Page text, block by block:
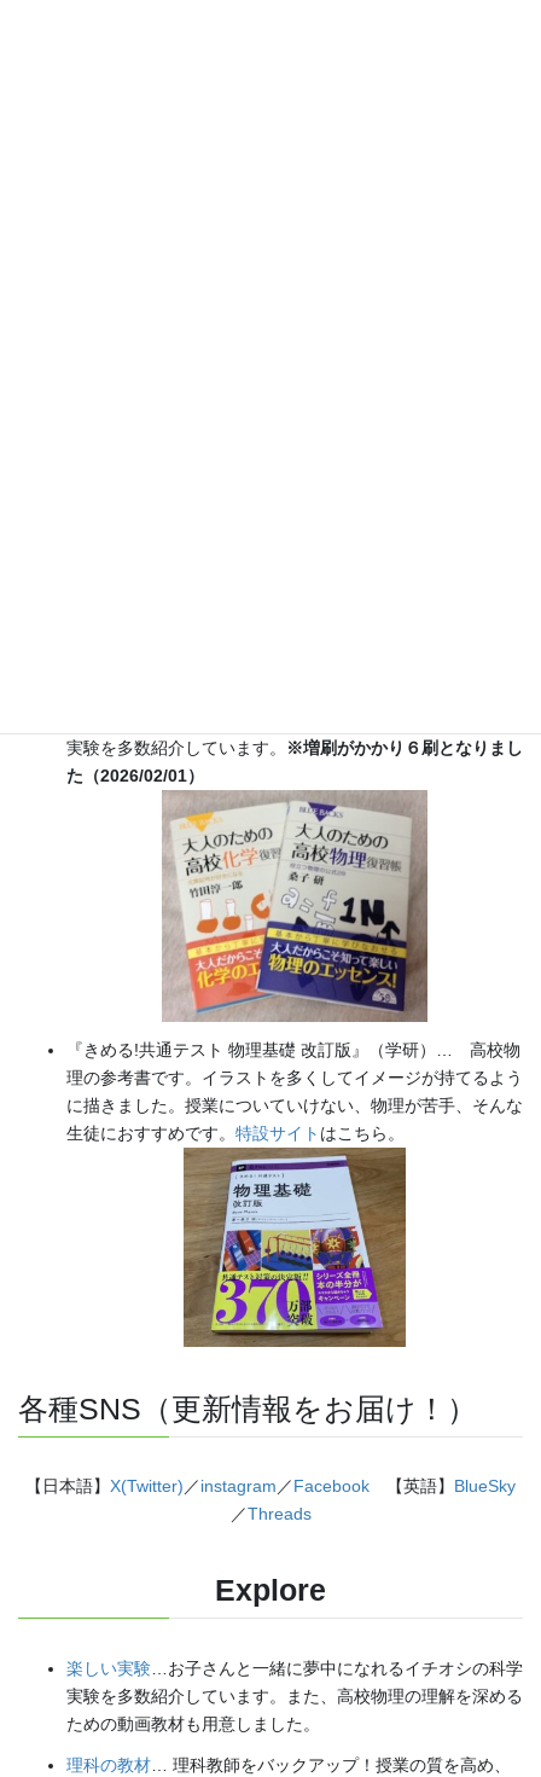
実験を多数紹介しています。
※増刷がかかり６刷となりまし
た（2026/02/01）
『きめる!共通テスト 物理基礎 改訂版』（学研）… 高校物
理の参考書です。イラストを多くしてイメージが持てるよう
に描きました。授業についていけない、物理が苦手、そんな
生徒におすすめです。 特設サイト はこちら。
各種SNS（更新情報をお届け！）
【日本語】 X(Twitter)／instagram／Facebook 【英語】 BlueSky
／Threads
Explore
楽しい実験 …お子さんと一緒に夢中になれるイチオシの科学
実験を多数紹介しています。また、高校物理の理解を深める
ための動画教材も用意しました。
理科の教材 … 理科教師をバックアップ！授業の質を高め、